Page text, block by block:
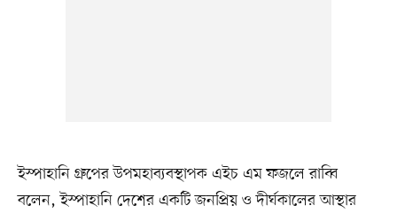
ইস্পাহানি গ্রুপের উপমহাব্যবস্থাপক এইচ এম ফজলে রাব্বি
বলেন, ইস্পাহানি দেশের একটি জনপ্রিয় ও দীর্ঘকালের আস্থার